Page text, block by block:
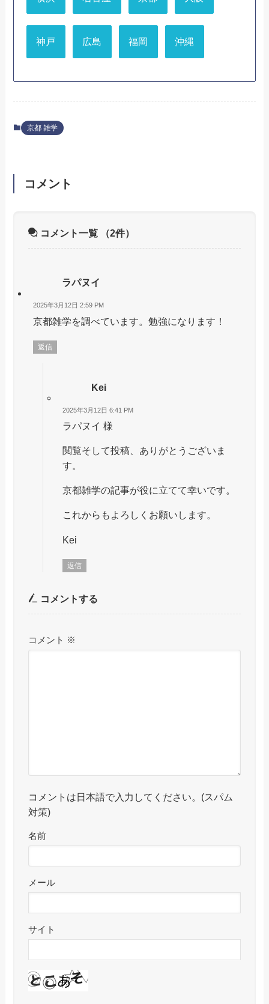
神戸 広島 福岡 沖縄
京都 雑学
コメント
コメント一覧 （2件）
ラパヌイ
2025年3月12日 2:59 PM
京都雑学を調べています。勉強になります！
返信
Kei
2025年3月12日 6:41 PM
ラパヌイ 様
閲覧そして投稿、ありがとうございま
す。
京都雑学の記事が役に立てて幸いです。
これからもよろしくお願いします。
Kei
返信
コメントする
コメント ※
コメントは日本語で入力してください。(スパム
対策)
名前
メール
サイト